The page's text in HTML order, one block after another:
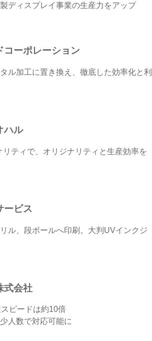
ディスプレイ事業の生産力をアップ
コーポレーション
ル加工に置き換え、徹底した効率化と利
ハル
リティで、オリジナリティと生産効率を
ービス
ル、段ボールへ印刷。大判UVインクジ
式会社
ピードは約10倍
人数で対応可能に